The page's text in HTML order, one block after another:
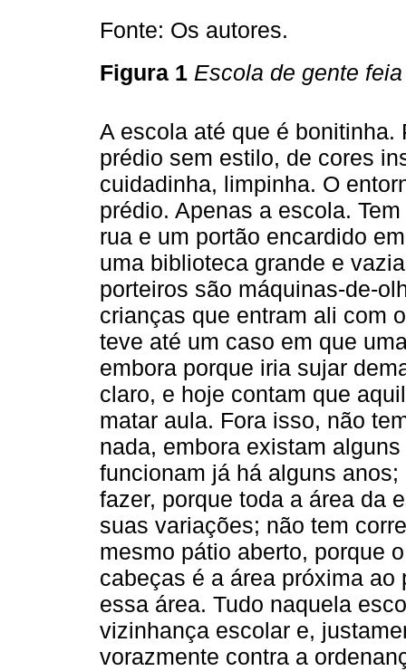
Fonte: Os autores.
Figura 1 Escola de gente feia
A escola até que é
prédio sem estilo, de cores
cuidadinha, limpinha. O
prédio. Apenas a escola.
rua e um portão encardido
uma biblioteca grande e
porteiros são máquinas-de-
crianças que entram ali com
teve até um caso em que
embora porque iria sujar
claro, e hoje contam que
matar aula. Fora isso, não
nada, embora existam
funcionam já há alguns
fazer, porque toda a área da
suas variações; não tem
mesmo pátio aberto, porque
cabeças é a área próxima
essa área. Tudo naquela
vizinhança escolar e,
vorazmente contra a